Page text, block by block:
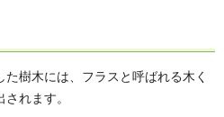
樹木には、フラスと呼ばれる木く
れます。